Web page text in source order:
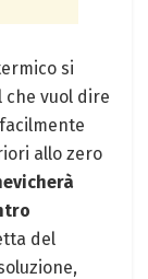
si
che vuol dire
allo zero
del